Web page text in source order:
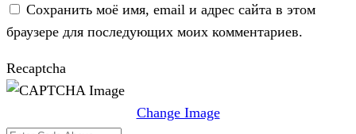
Сохранить моё имя, email и адрес сайта в этом
браузере для последующих моих комментариев.
Recaptcha
Change Image